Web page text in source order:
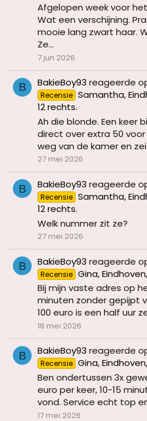
Afgelopen week voor
Wat een verschijning.
mooie lang zwart haar.
Ze...
7 jun 2026
B BakieBoy93 reageerde
Recensie Samantha,
12 rechts.
Ah die blonde. Een keer
direct over extra 50
weg van de kamer en
27 mei 2026
B BakieBoy93 reageerde
Recensie Samantha,
12 rechts.
Welk nummer zit ze?
27 mei 2026
B BakieBoy93 reageerde
Recensie Gina,
Bij mijn vaste adres op
minuten zonder gepijpt
100 euro is een half uur
18 mei 2026
B BakieBoy93 reageerde
Recensie Gina,
Ben ondertussen 3x
euro per keer, 10-15
vond. Service echt top
17 mei 2026